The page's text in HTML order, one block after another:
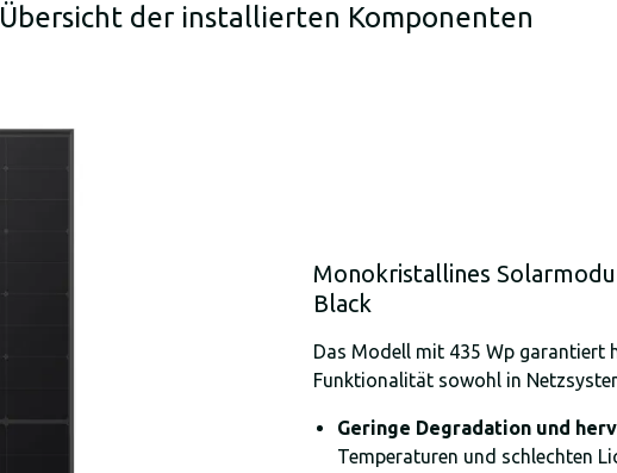
Übersicht der installierten Komponenten
Monokristallines
Black
Das Modell mit 435 Wp garantiert
Funktionalität sowohl in
Geringe Degradation und
Temperaturen und schlechten